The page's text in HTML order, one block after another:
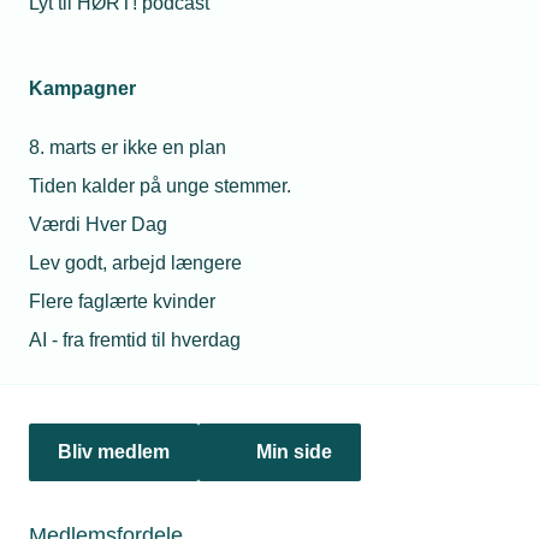
Kampagner
8. marts er ikke en plan
Tiden kalder på unge stemmer.
Værdi Hver Dag
Lev godt, arbejd længere
Flere faglærte kvinder
AI - fra fremtid til hverdag
Bliv medlem Min side
Se top 3 over mest oplagte energiforbedringer
energiforbedringer for industrivirksomheder. Styrelsen har
også inkluderet beregnere af besparelser for en
virksomhed, der hvor det er muligt.
22. december 2022